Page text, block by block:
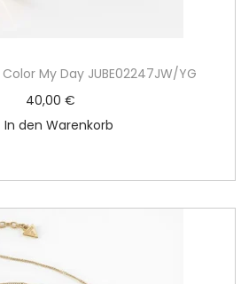
My Day JUBE02247JW/YG
40,00 €
In den Warenkorb